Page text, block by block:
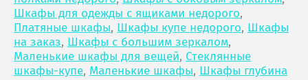
Шкафы для одежды с ящиками недорого,
Платяные шкафы, Шкафы купе недорого, Шкафы
на заказ, Шкафы с большим зеркалом,
Маленькие шкафы для вещей, Стеклянные
шкафы-купе, Маленькие шкафы, Шкафы глубина